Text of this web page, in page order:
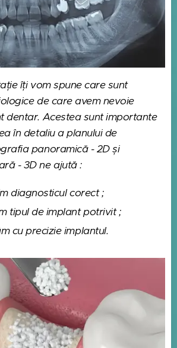
îți vom spune care sunt
de care avem nevoie
dentar. Acestea sunt importante
în detaliu a planului de
panoramică - 2D și
- 3D ne ajută :
diagnosticul corect ;
tipul de implant potrivit ;
cu precizie implantul.